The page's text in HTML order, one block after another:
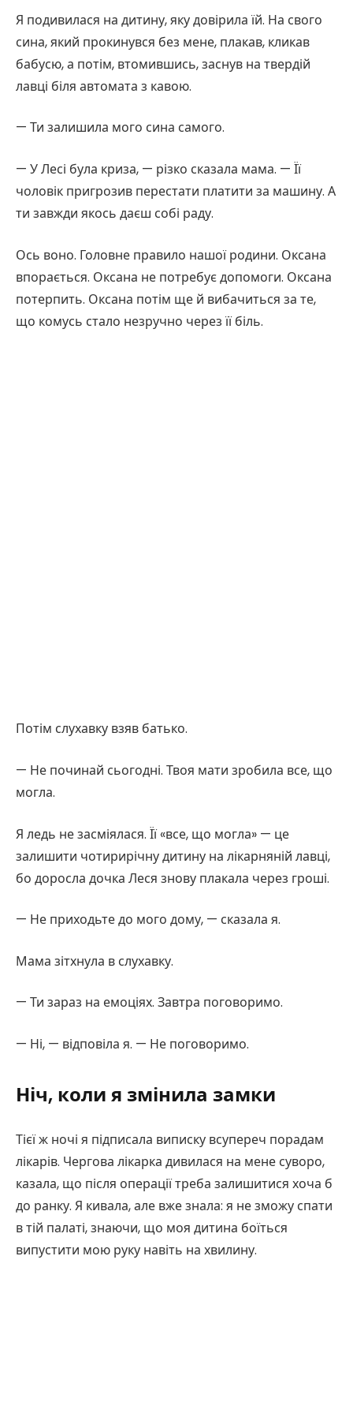
Я подивилася на дитину, яку довірила їй. На свого
сина, який прокинувся без мене, плакав, кликав
бабусю, а потім, втомившись, заснув на твердій
лавці біля автомата з кавою.
— Ти залишила мого сина самого.
— У Лесі була криза, — різко сказала мама. — Її
чоловік пригрозив перестати платити за машину. А
ти завжди якось даєш собі раду.
Ось воно. Головне правило нашої родини. Оксана
впорається. Оксана не потребує допомоги. Оксана
потерпить. Оксана потім ще й вибачиться за те,
що комусь стало незручно через її біль.
Потім слухавку взяв батько.
— Не починай сьогодні. Твоя мати зробила все, що
могла.
Я ледь не засміялася. Її «все, що могла» — це
залишити чотирирічну дитину на лікарняній лавці,
бо доросла дочка Леся знову плакала через гроші.
— Не приходьте до мого дому, — сказала я.
Мама зітхнула в слухавку.
— Ти зараз на емоціях. Завтра поговоримо.
— Ні, — відповіла я. — Не поговоримо.
Ніч, коли я змінила замки
Тієї ж ночі я підписала виписку всупереч порадам
лікарів. Чергова лікарка дивилася на мене суворо,
казала, що після операції треба залишитися хоча б
до ранку. Я кивала, але вже знала: я не зможу спати
в тій палаті, знаючи, що моя дитина боїться
випустити мою руку навіть на хвилину.